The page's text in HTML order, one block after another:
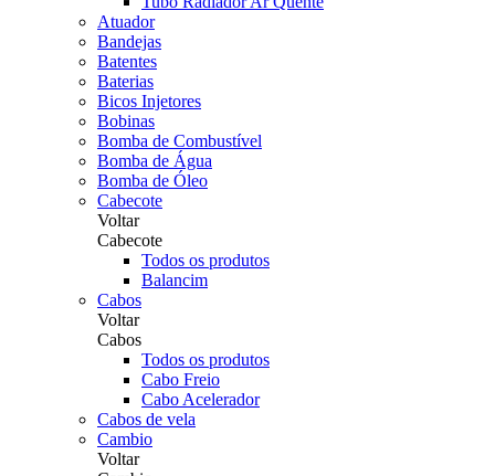
Atuador
Bandejas
Batentes
Baterias
Bicos Injetores
Bobinas
Bomba de Combustível
Bomba de Água
Bomba de Óleo
Cabecote
Voltar
Cabecote
Todos os produtos
Balancim
Cabos
Voltar
Cabos
Todos os produtos
Cabo Freio
Cabo Acelerador
Cabos de vela
Cambio
Voltar